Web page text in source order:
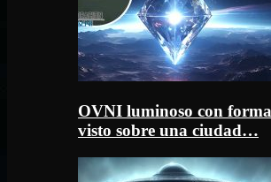
OVNI luminoso con
visto sobre una ciudad…